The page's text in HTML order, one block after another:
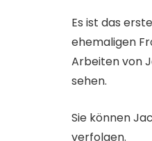
Es ist das
ehemaligen
Arbeiten von
sehen.
Sie können
verfolgen.